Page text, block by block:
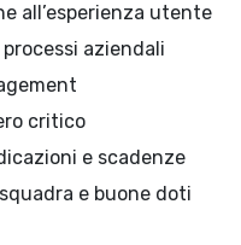
all’esperienza utente
aziendali
critico
e scadenze
e buone doti